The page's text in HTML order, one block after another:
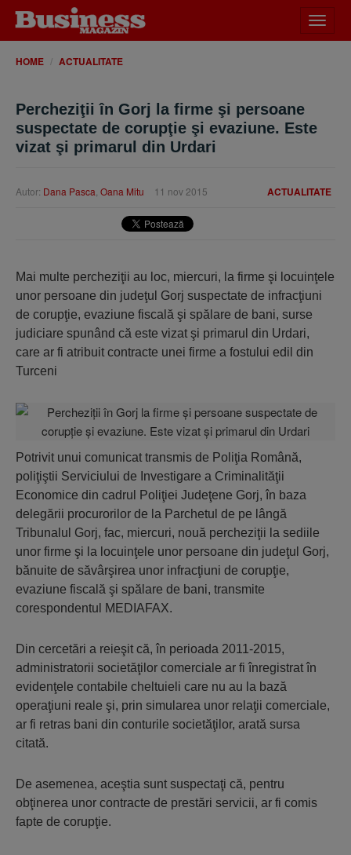
meniu
HOME ACTUALITATE
Percheziţii în Gorj la firme şi persoane
suspectate de corupţie şi evaziune. Este
vizat şi primarul din Urdari
ACTUALITATE
Autor: Dana Pasca Oana Mitu 11 nov 2015
Mai multe percheziţii au loc, miercuri, la firme şi locuinţele
unor persoane din judeţul Gorj suspectate de infracţiuni
de corupţie, evaziune fiscală şi spălare de bani, surse
judiciare spunând că este vizat şi primarul din Urdari,
care ar fi atribuit contracte unei firme a fostului edil din
Turceni
Potrivit unui comunicat transmis de Poliţia Română,
poliţiştii Serviciului de Investigare a Criminalităţii
Economice din cadrul Poliţiei Judeţene Gorj, în baza
delegării procurorilor de la Parchetul de pe lângă
Tribunalul Gorj, fac, miercuri, nouă percheziţii la sediile
unor firme şi la locuinţele unor persoane din judeţul Gorj,
bănuite de săvârşirea unor infracţiuni de corupţie,
evaziune fiscală şi spălare de bani, transmite
corespondentul MEDIAFAX.
Din cercetări a reieşit că, în perioada 2011-2015,
administratorii societăţilor comerciale ar fi înregistrat în
evidenţele contabile cheltuieli care nu au la bază
operaţiuni reale şi, prin simularea unor relaţii comerciale,
ar fi retras bani din conturile societăţilor, arată sursa
citată.
De asemenea, aceştia sunt suspectaţi că, pentru
obţinerea unor contracte de prestări servicii, ar fi comis
fapte de corupţie.